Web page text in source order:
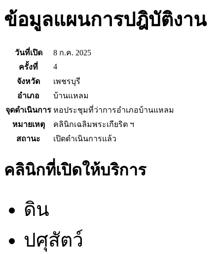
ข้อมูลแผนการปฎิบัติงาน
วันที่เปิด
8 ก.ค. 2025
ครั้งที่
4
จังหวัด
เพชรบุรี
อำเภอ
บ้านแหลม
จุดดำเนินการ หอประชุมที่ว่าการอำเภอบ้านแหลม
หมายเหตุ
คลินิกเฉลิมพระเกียริต ฯ
สถานะ
เปิดดำเนินการแล้ว
คลินิกที่เปิดให้บริการ
ดิน
ปศุสัตว์